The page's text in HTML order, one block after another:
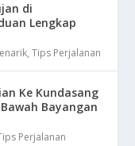
di
Lengkap
,Tips Perjalanan
Ke Kundasang
Bayangan
Perjalanan